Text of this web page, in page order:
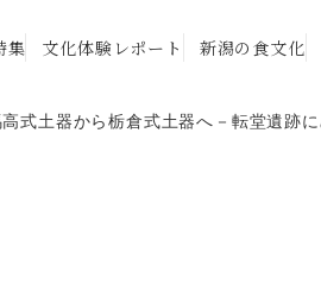
集 文化体験レポート 新潟の食文化
式土器から栃倉式土器へ－転堂遺跡に